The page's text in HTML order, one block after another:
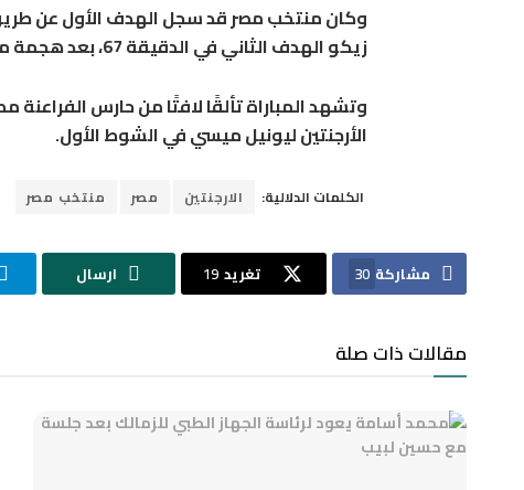
وكان منتخب مصر قد سجل الهدف الأول عن
زيكوالهدف الثاني في الدقيقة 67، بعد هجمة مرتدة رائعة قادها
وتشهد المباراة تألقًا لافتًا من حارس الفراعنة
الأرجنتينليونيل ميسيفي الشوط الأول.
الكلمات الدلالية: الارجنتين مصر منتخب مصر
مشاركة 30 تغريد 19 ارسال
مقالات ذات صلة